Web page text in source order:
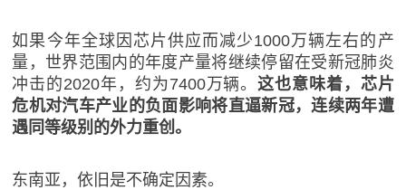
如果今年全球因芯片供应而减少1000万辆左右的产
量，世界范围内的年度产量将继续停留在受新冠肺炎
冲击的2020年，约为7400万辆。这也意味着，芯片
危机对汽车产业的负面影响将直逼新冠，连续两年遭
遇同等级别的外力重创。
东南亚，依旧是不确定因素。